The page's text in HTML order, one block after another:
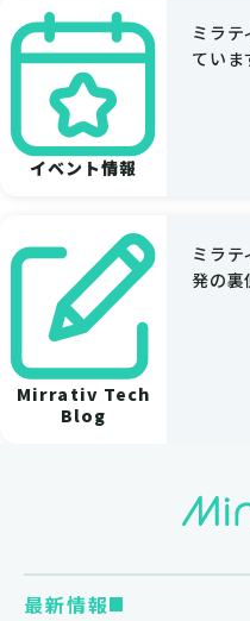
イベント情報
ミラテ
ていま
Mirrativ Tech
Blog
ミラ
発の裏
最新情報